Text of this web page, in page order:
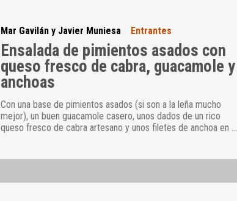
Mar Gavilán y Javier Muniesa Entrantes
Ensalada de pimientos asados con
queso fresco de cabra, guacamole y
anchoas
Con una base de pimientos asados (si son a la leña mucho
mejor), un buen guacamole casero, unos dados de un rico
queso fresco de cabra artesano y unos filetes de anchoa en …